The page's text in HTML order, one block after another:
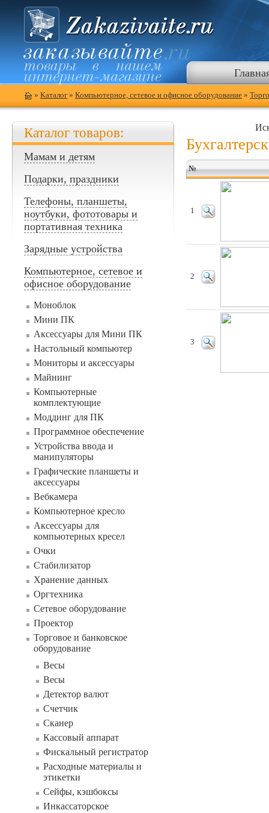
» Каталог » Компьютерное, сетевое и офисное оборудование »
Каталог товаров:
Мамам и детям
Подарки, праздники
Телефоны, планшеты,
ноутбуки, фототовары и
портативная техника
Зарядные устройства
Компьютерное, сетевое и
офисное оборудование
Моноблок
Мини ПК
Аксессуары для Мини ПК
Настольный компьютер
Мониторы и аксессуары
Майнинг
Компьютерные
комплектующие
Моддинг для ПК
Программное обеспечение
Устройства ввода и
манипуляторы
Графические планшеты и
аксессуары
Вебкамера
Компьютерное кресло
Аксессуары для
компьютерных кресел
Очки
Стабилизатор
Хранение данных
Оргтехника
Сетевое оборудование
Проектор
Торговое и банковское
оборудование
Весы
Весы
Детектор валют
Счетчик
Сканер
Кассовый аппарат
Фискальный регистратор
Расходные материалы и
этикетки
Сейфы, кэшбоксы
Инкассаторское
№
1
2
3